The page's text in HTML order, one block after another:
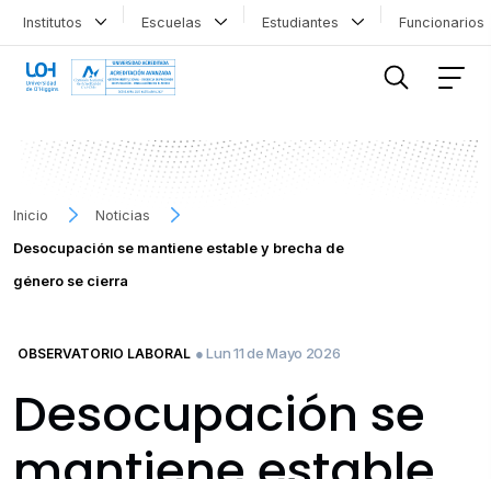
Institutos Escuelas Estudiantes
Inicio
Noticias
Desocupación se mantiene estable y brecha de
género se cierra
OBSERVATORIO LABORAL ● Lun 11 de Mayo 2026
Desocupación se